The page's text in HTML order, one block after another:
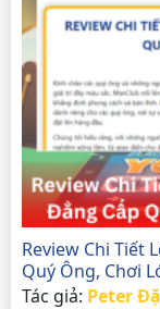
Review Chi Tiết
Quý Ông, Chơi
Tác giả: Peter